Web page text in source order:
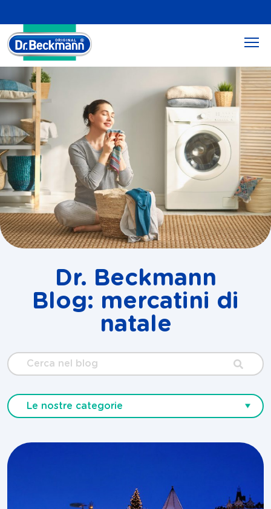
Dr. Beckmann
Blog: mercatini di
natale
Cerca
nel
Le nostre categorie